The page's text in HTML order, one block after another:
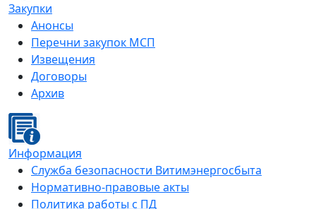
Закупки
Анонсы
Перечни закупок МСП
Извещения
Договоры
Архив
Информация
Служба безопасности Витимэнергосбыта
Нормативно-правовые акты
Политика работы с ПД